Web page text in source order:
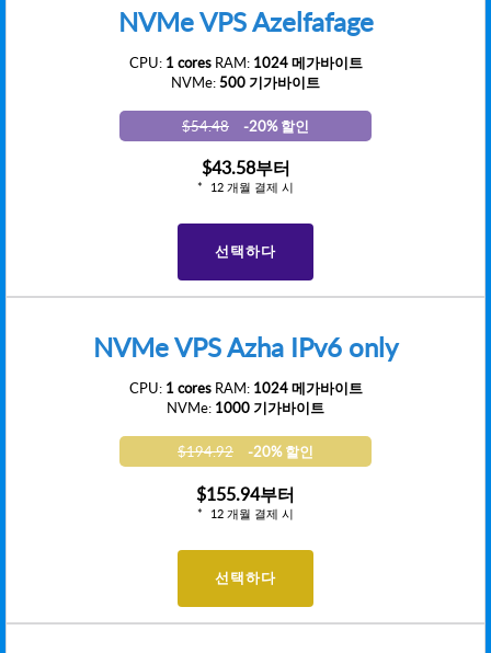
NVMe VPS Azelfafage
CPU: 1 coresRAM: 1024 메가바이트
NVMe:500 기가바이트
$54.48 -20% 할인
$43.58부터
12 개월 결제 시
선택하다
NVMe VPS Azha IPv6 only
CPU: 1 coresRAM: 1024 메가바이트
NVMe: 1000 기가바이트
$194.92 -20% 할인
$155.94부터
12 개월 결제 시
선택하다